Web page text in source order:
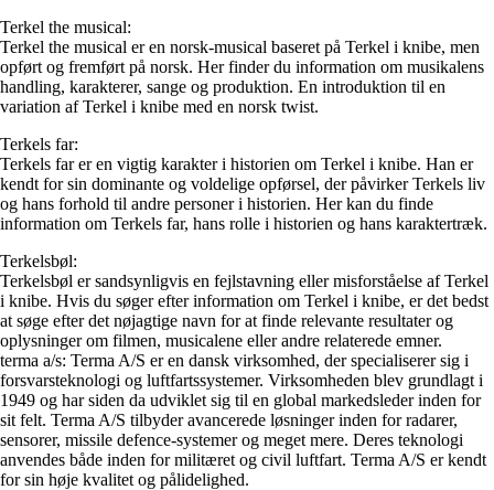
Terkel the musical:
Terkel the musical er en norsk-musical baseret på Terkel i knibe, men
opført og fremført på norsk. Her finder du information om musikalens
handling, karakterer, sange og produktion. En introduktion til en
variation af Terkel i knibe med en norsk twist.
Terkels far:
Terkels far er en vigtig karakter i historien om Terkel i knibe. Han er
kendt for sin dominante og voldelige opførsel, der påvirker Terkels liv
og hans forhold til andre personer i historien. Her kan du finde
information om Terkels far, hans rolle i historien og hans karaktertræk.
Terkelsbøl:
Terkelsbøl er sandsynligvis en fejlstavning eller misforståelse af Terkel
i knibe. Hvis du søger efter information om Terkel i knibe, er det bedst
at søge efter det nøjagtige navn for at finde relevante resultater og
oplysninger om filmen, musicalene eller andre relaterede emner.
terma a/s: Terma A/S er en dansk virksomhed, der specialiserer sig i
forsvarsteknologi og luftfartssystemer. Virksomheden blev grundlagt i
1949 og har siden da udviklet sig til en global markedsleder inden for
sit felt. Terma A/S tilbyder avancerede løsninger inden for radarer,
sensorer, missile defence-systemer og meget mere. Deres teknologi
anvendes både inden for militæret og civil luftfart. Terma A/S er kendt
for sin høje kvalitet og pålidelighed.